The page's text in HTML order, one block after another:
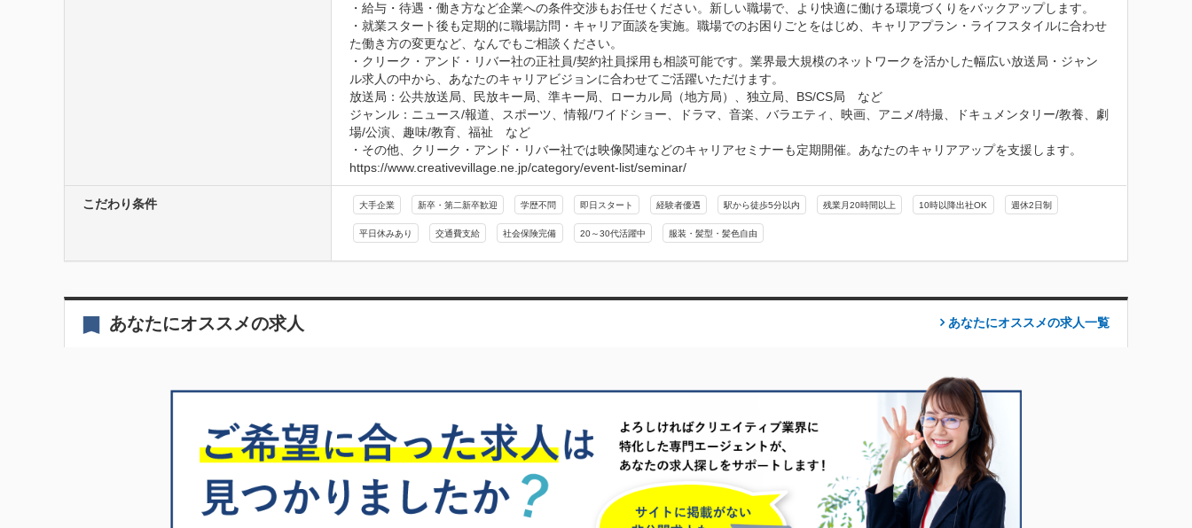
・給与・待遇・働き方など企業への条件交渉もお任せください。新しい職場で、より快適に働ける環境づくりをバックアップします。
・就業スタート後も定期的に職場訪問・キャリア面談を実施。職場でのお困りごとをはじめ、キャリアプラン・ライフスタイルに合わせ
た働き方の変更など、なんでもご相談ください。
・クリーク・アンド・リバー社の正社員/契約社員採用も相談可能です。業界最大規模のネットワークを活かした幅広い放送局・ジャン
ル求人の中から、あなたのキャリアビジョンに合わせてご活躍いただけます。
放送局：公共放送局、民放キー局、準キー局、ローカル局（地方局）、独立局、BS/CS局　など
ジャンル：ニュース/報道、スポーツ、情報/ワイドショー、ドラマ、音楽、バラエティ、映画、アニメ/特撮、ドキュメンタリー/教養、劇
場/公演、趣味/教育、福祉　など
・その他、クリーク・アンド・リバー社では映像関連などのキャリアセミナーも定期開催。あなたのキャリアアップを支援します。
https://www.creativevillage.ne.jp/category/event-list/seminar/
こだわり条件 大手企業 新卒・第二新卒歓迎 学歴不問 即日スタート 経験者優遇 駅から徒歩5分以内 残業月20時間以上 10時以降出社OK 週休2日制
平日休みあり 交通費支給 社会保険完備 20～30代活躍中 服装・髪型・髪色自由
あなたにオススメの求人 あなたにオススメの求人一覧